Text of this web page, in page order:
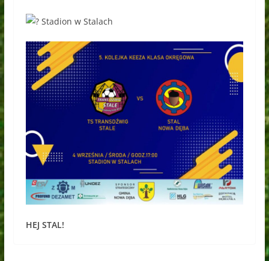
Stadion w Stalach
HEJ STAL!